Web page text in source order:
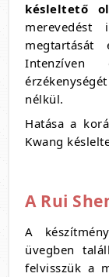
késleltető
nélkül.
Hatása a
Kwang
A Rui
A
üvegben
felvisszük a